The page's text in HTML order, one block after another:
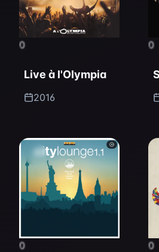
0
Live à l'Olympia
2016
0
0 0